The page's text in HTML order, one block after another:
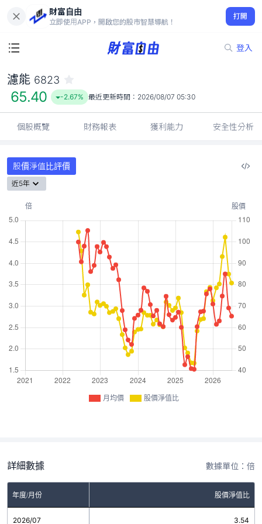
財富自由
立即使用APP，開啟您的股市智慧導航！
打開
登入
65.40
-2.67%
濾能 6823
65.40 -2.67% 最近更新時間： 2026/08/07 05:30
個股概覽 財務報表 獲利能力 安全性分析
股價淨值比評價
近5年
月均價 股價淨值比
詳細數據 數據單位：倍
年度/月份 股價淨值比
2026/07 3.54